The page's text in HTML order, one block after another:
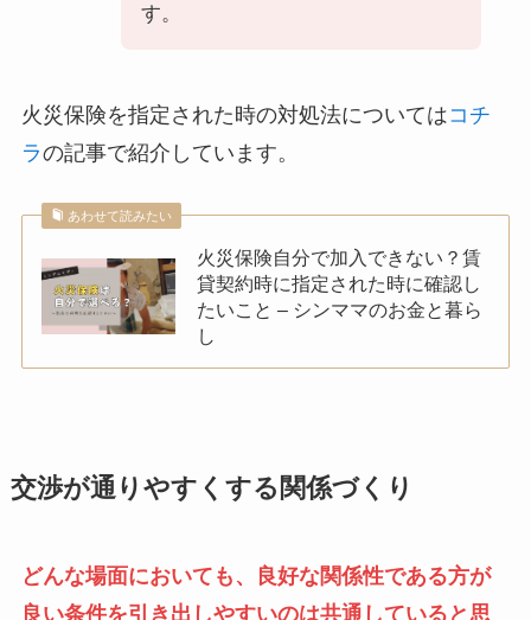
す。
火災保険を指定された時の対処法についてはコチ
ラの記事で紹介しています。
あわせて読みたい
火災保険自分で加入できない？賃
貸契約時に指定された時に確認し
たいこと – シンママのお金と暮ら
し
交渉が通りやすくする関係づくり
どんな場面においても、良好な関係性である方が
良い条件を引き出しやすいのは共通していると思